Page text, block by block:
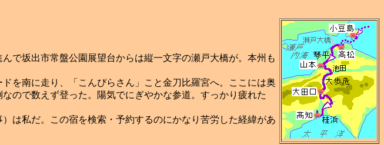
で坂出市常盤公園展望台からは縦一文字の瀬戸大橋が。本州も
を南に走り、「こんぴらさん」こと金刀比羅宮へ。ここには奥
ので数えず登った。陽気でにぎやかな参道。すっかり疲れた
は私だ。この宿を検索・予約するのにかなり苦労した経緯があ